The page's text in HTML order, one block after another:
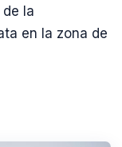
la
en la zona de